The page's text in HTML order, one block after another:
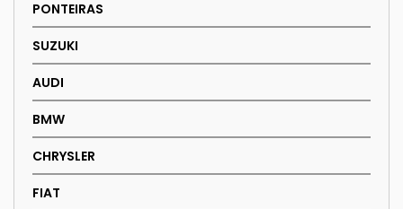
PONTEIRAS
SUZUKI
AUDI
BMW
CHRYSLER
FIAT